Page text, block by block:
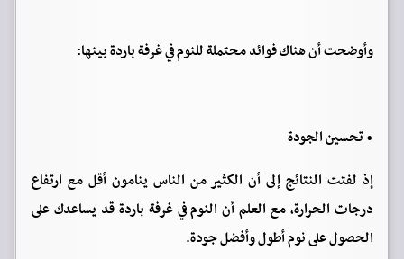
وأوضحت أن هناك فوائد محتملة للنوم في غرفة باردة بينها:
• تحسين الجودة
إذ لفتت النتائج إلى أن الكثير من الناس ينامون أقل مع ارتفاع
درجات الحرارة، مع العلم أن النوم في غرفة باردة قد يساعدك على
الحصول على نوم أطول وأفضل جودة.